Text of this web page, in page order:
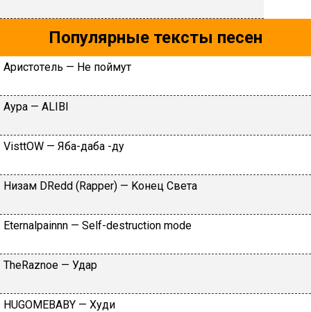
Популярные тексты песен
Apиcтoтeль — He пoймут
Aуpa — АLIBI
VisttOW — Яба-даба -ду
Hизaм DRеdd (Raрреr) — Koнeц Cвeтa
Еtеrnаlраinnn — Sеlf-dеstruсtiоn mоdе
TheRaznoe — Удар
НUGОМЕBАBY — Xуди